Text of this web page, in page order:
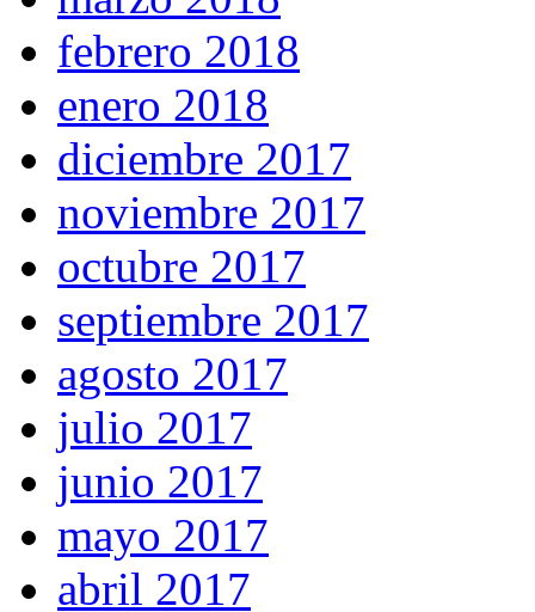
febrero 2018
enero 2018
diciembre 2017
noviembre 2017
octubre 2017
septiembre 2017
agosto 2017
julio 2017
junio 2017
mayo 2017
abril 2017